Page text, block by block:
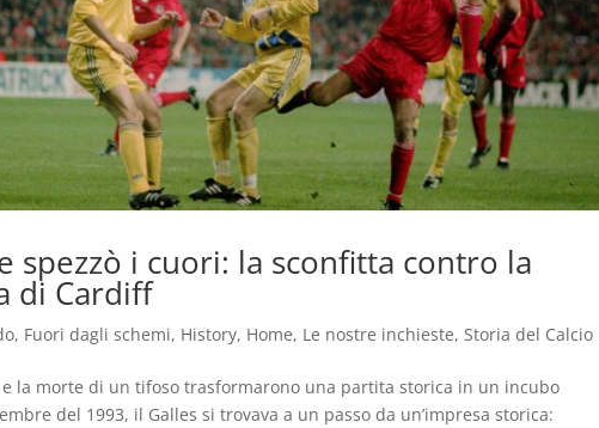
spezzò i cuori: la sconfitta contro la
di Cardiff
, Fuori dagli schemi, History, Home, Le nostre inchieste, Storia del Calcio
la morte di un tifoso trasformarono una partita storica in un incubo
del 1993, il Galles si trovava a un passo da un’impresa storica: